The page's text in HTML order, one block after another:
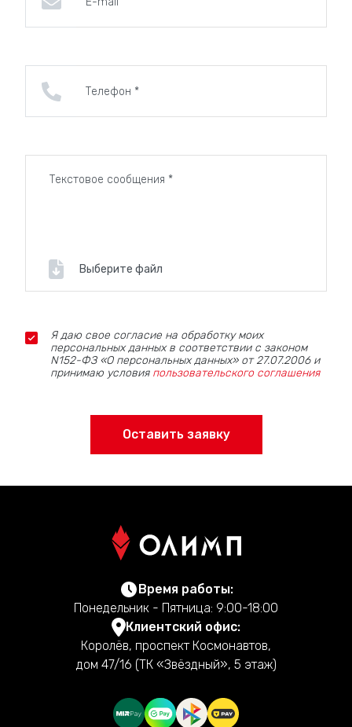
Выберите файл
Я даю свое согласие на обработку моих
персональных данных в соответствии с законом
N152-ФЗ «О персональных данных» от 27.07.2006 и
принимаю условия пользовательского соглашения
Оставить заявку
Время работы:
Понедельник - Пятница: 9:00-18:00
Клиентский офис:
Королёв, проспект Космонавтов,
дом 47/16 (ТК «Звёздный», 5 этаж)